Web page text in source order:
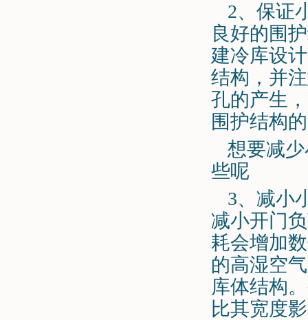
2、保证
良好的围
建冷库设
结构，并
孔的产生
围护结构
想要减
些呢
3、减小
减小开门
耗会增加
的高湿空
库体结构
比其宽度